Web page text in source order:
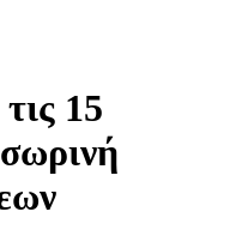
15